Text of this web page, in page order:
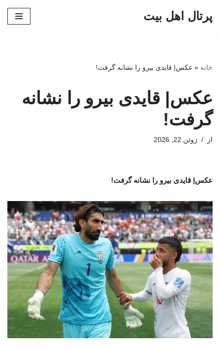
پرتال اهل بیت
خانه » عکس| قایدی بیرو را نشانه گرفت!
عکس| قایدی بیرو را نشانه
گرفت!
از ژوئن 22, 2026
عکس| قایدی بیرو را نشانه گرفت!